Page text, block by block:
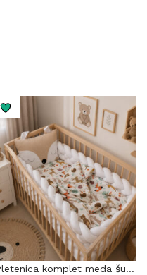
Pletenica komplet meda šumski-belo